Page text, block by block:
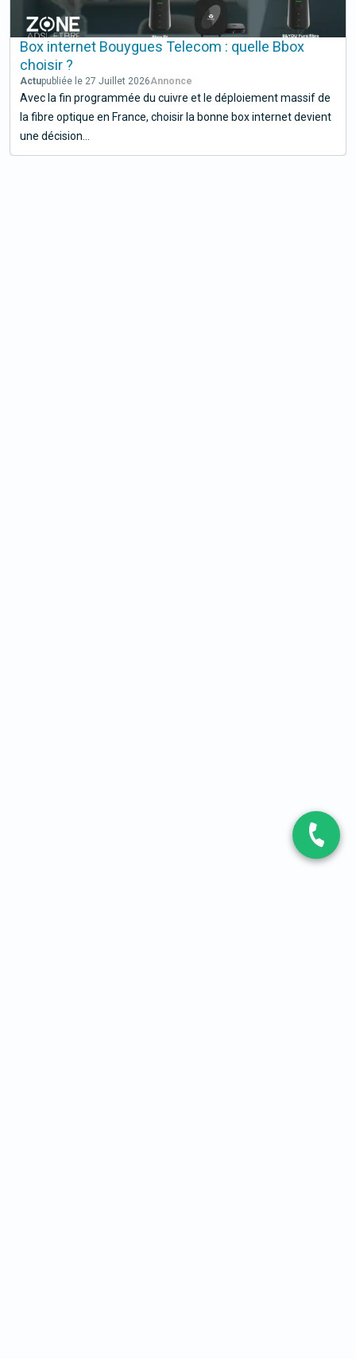
Box internet Bouygues Telecom : quelle Bbox
choisir ?
Actupubliée le 27 Juillet 2026
Avec la fin programmée du cuivre et le déploiement massif de
la fibre optique en France, choisir la bonne box internet devient
une décision...